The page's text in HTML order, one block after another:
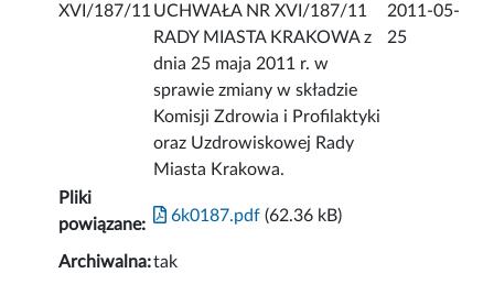
XVI/187/11 UCHWAŁA NR XVI/187/11
RADY MIASTA KRAKOWA z
dnia 25 maja 2011 r. w
sprawie zmiany w składzie
Komisji Zdrowia i Profilaktyki
oraz Uzdrowiskowej Rady
Miasta Krakowa.
2011-05-
25
Pliki
powiązane:
6k0187.pdf (62.36 kB)
Archiwalna:tak